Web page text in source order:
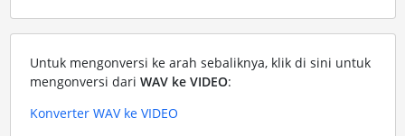
Untuk mengonversi ke arah sebaliknya, klik di sini untuk
mengonversi dari WAV ke VIDEO:
Konverter WAV ke VIDEO